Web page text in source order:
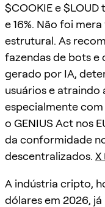
$COOKIE e
e 16%. Não foi
estrutural. As
fazendas de bots e
gerado por IA,
usuários e
especialmente
o GENIUS Act nos
da conformidade
descentralizados. X
A indústria cripto,
dólares em 2026,